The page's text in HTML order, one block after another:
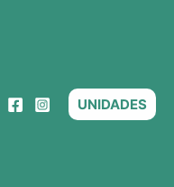
UNIDADES